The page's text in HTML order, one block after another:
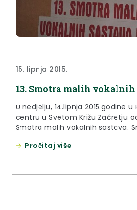
15. lipnja 2015.
13. Smotra malih vokalnih
U nedjelju, 14.lipnja 2015.godine
centru u Svetom Križu Začretju
Smotra malih vokalnih sastava.
Pročitaj više